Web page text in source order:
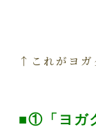
↑これがヨガ
■①「ヨガ